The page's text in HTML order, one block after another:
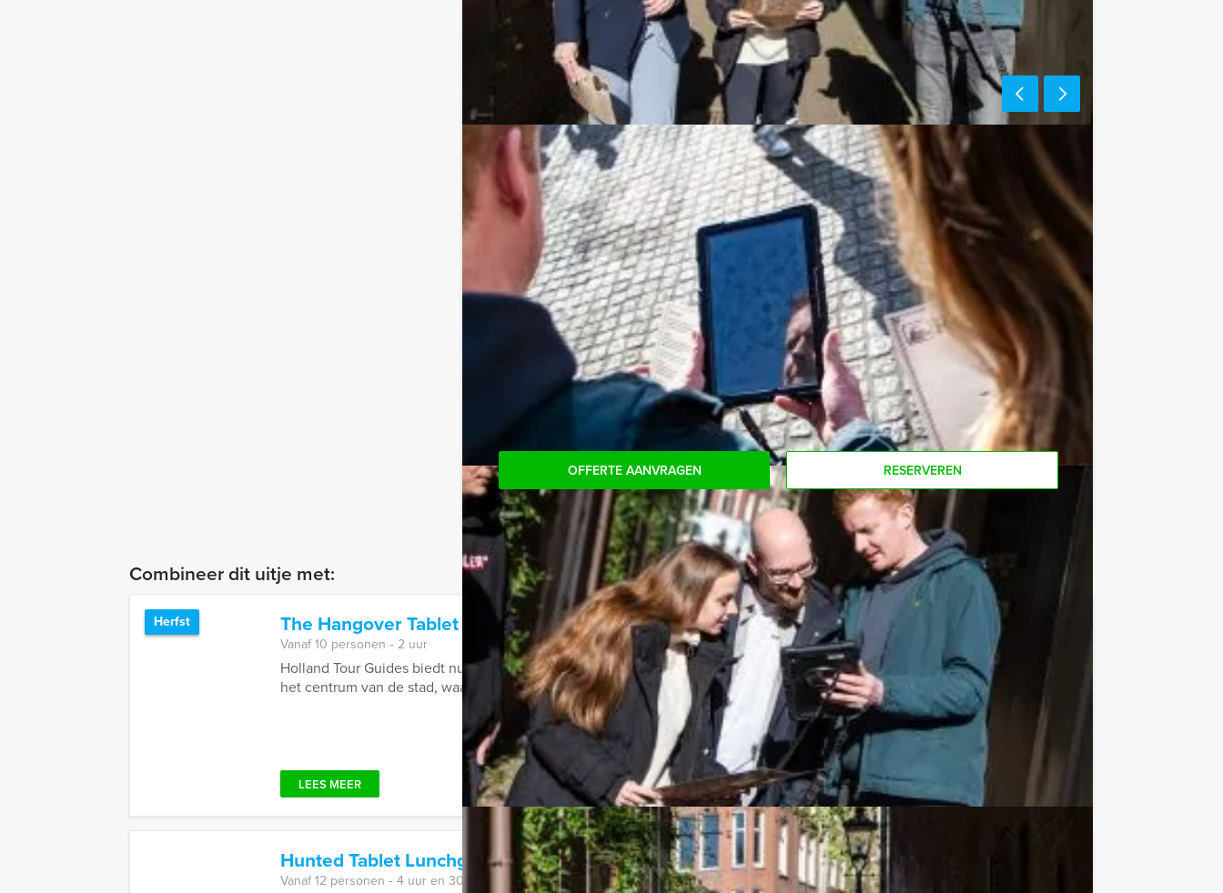
Handige Tip voor uw arrangement:
Niet telkens uw knip hoeven trekken om uw drankje af te rekenen? Voor € 13,50 per
persoon per uur (excl. BTW) kunt u gebruikmaken van het drankarrangement, waarbij u
onbeperkt kunt genieten van bier, fris, huiswijn, koffie en thee. Zo komt u ook achteraf
niet voor verrassingen te staan!
Reservering voor kleinere groepen:
Komt u niet aan het minimale aantal deelnemers voor deze quiz? Als u bereid bent voor
het minimale aantal te betalen, kunt u ook gewoon voor minder personen boeken!
OFFERTE AANVRAGEN RESERVEREN
Combineer dit uitje met:
The Hangover Tablet Game Den Bosch
Herfst Vanaf € 27,50
Vanaf 10 personen ‐ 2 uur
Holland Tour Guides biedt nu een gloednieuw vrijgezellenuitje aan: The Hangover. Jullie gaan deze virtuele game spelen in
het centrum van de stad, waarbij we hilariteit, ...
LEES MEER
Hunted Tablet Lunchgame in Nijmegen Vanaf€ 62,50
Vanaf 12 personen ‐ 4 uur en 30 minuten